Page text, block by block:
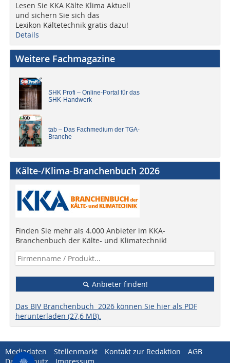
Lesen Sie KKA Kälte Klima Aktuell
und sichern Sie sich das
Lexikon Kältetechnik gratis dazu!
Details
Weitere Fachmagazine
SHK Profi – Online-Portal für das
SHK-Handwerk
tab – Das Fachmedium der TGA-
Branche
Kälte-/Klima-Branchenbuch 2026
Finden Sie mehr als 4.000 Anbieter im KKA-
Branchenbuch der Kälte- und Klimatechnik!
Anbieter finden!
Das BIV Branchenbuch 2026 können Sie hier als PDF
herunterladen (27,6 MB).
Mediadaten Stellenmarkt Kontakt zur Redaktion
AGB